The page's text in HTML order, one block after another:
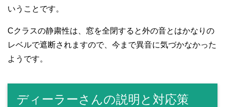
いうことです。
Cクラスの静粛性は、窓を全閉すると外の音とはかなりの
レベルで遮断されますので、今まで異音に気づかなかった
ようです。
ディーラーさんの説明と対応策